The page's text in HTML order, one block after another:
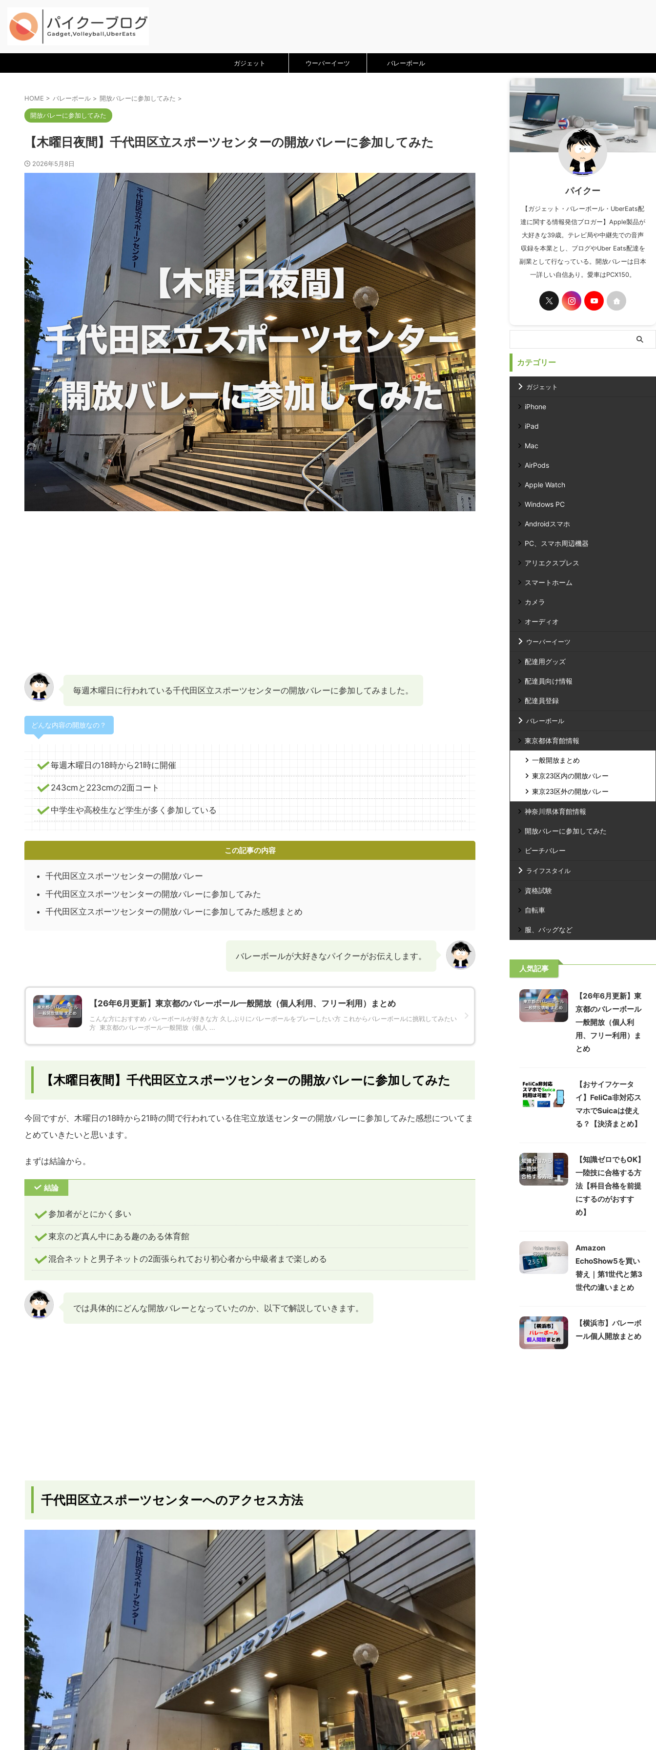
ガジェット ウーバーイーツ バレーボール
HOME > バレーボール > 開放バレーに参加してみた >
開放バレーに参加してみた
【木曜日夜間】千代田区立スポーツセンターの開放バレーに参加してみた
2026年5月8日
毎週木曜日に行われている千代田区立スポーツセンターの開放バレーに参加してみました。
どんな内容の開放なの？
毎週木曜日の18時から21時に開催
243cmと223cmの2面コート
中学生や高校生など学生が多く参加している
この記事の内容
千代田区立スポーツセンターの開放バレー
千代田区立スポーツセンターの開放バレーに参加してみた
千代田区立スポーツセンターの開放バレーに参加してみた感想まとめ
バレーボールが大好きなパイクーがお伝えします。
【26年6月更新】東京都のバレーボール一般開放（個人利用、フリー利用）まとめ
こんな方におすすめ バレーボールが好きな方 久しぶりにバレーボールをプレーしたい方 これからバレーボールに挑戦してみたい
方 東京都のバレーボール一般開放（個人 ...
【木曜日夜間】千代田区立スポーツセンターの開放バレーに参加してみた
今回ですが、木曜日の18時から21時の間で行われている住宅立放送センターの開放バレーに参加してみた感想についてま
とめていきたいと思います。
まずは結論から。
結論
参加者がとにかく多い
東京のど真ん中にある趣のある体育館
混合ネットと男子ネットの2面張られており初心者から中級者まで楽しめる
では具体的にどんな開放バレーとなっていたのか、以下で解説していきます。
千代田区立スポーツセンターへのアクセス方法
パイクー
【ガジェット・バレーボール・UberEats配
達に関する情報発信ブロガー】Apple製品が
大好きな39歳。テレビ局や中継先での音声
収録を本業とし、ブログやUber Eats配達を
副業として行なっている。開放バレーは日本
一詳しい自信あり。愛車はPCX150。
カテゴリー
ガジェット
iPhone
iPad
Mac
AirPods
Apple Watch
Windows PC
Androidスマホ
PC、スマホ周辺機器
アリエクスプレス
スマートホーム
カメラ
オーディオ
ウーバーイーツ
配達用グッズ
配達員向け情報
配達員登録
バレーボール
東京都体育館情報
一般開放まとめ
東京23区内の開放バレー
東京23区外の開放バレー
神奈川県体育館情報
開放バレーに参加してみた
ビーチバレー
ライフスタイル
資格試験
自転車
服、バッグなど
人気記事
【26年6月更新】東
京都のバレーボール
一般開放（個人利
用、フリー利用）ま
とめ
【おサイフケータ
イ】FeliCa非対応ス
マホでSuicaは使え
る？【決済まとめ】
【知識ゼロでもOK】
一陸技に合格する方
法【科目合格を前提
にするのがおすす
め】
Amazon
EchoShow5を買い
替え｜第1世代と第3
世代の違いまとめ
【横浜市】バレーボ
ール個人開放まとめ